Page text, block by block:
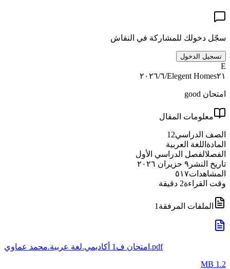
سجّل دخولك للمشاركة في النقاش
تسجيل الدخول
E
Elegent Homes٢١‏/٦‏/٢٠٢٦
امتحان good
معلومات المقال
الصف الدراسي12
المادة اللغة العربية
الفصلالفصل الدراسي الأول
تاريخ النشر ٩ حزيران ٢٠٢٦
المشاهدات٥١٧
وقت القراءة2 دقيقة
الملفات المرفقة 1
امتحان ف1 أكاديمي.لغة عربية.محمد عماوي.pdf
1.2 MB